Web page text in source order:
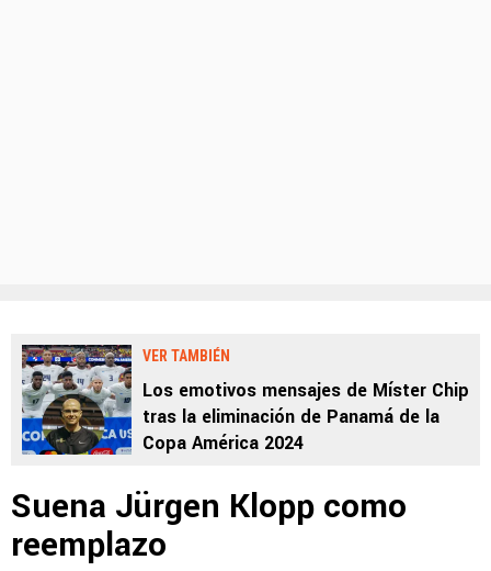
VER TAMBIÉN
Los emotivos mensajes de Míster Chip
tras la eliminación de Panamá de la
Copa América 2024
Suena Jürgen Klopp como
reemplazo